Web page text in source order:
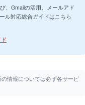
、Gmailの活用、メールアド
ル対応総合ガイドはこちら
情報については必ず各サービ